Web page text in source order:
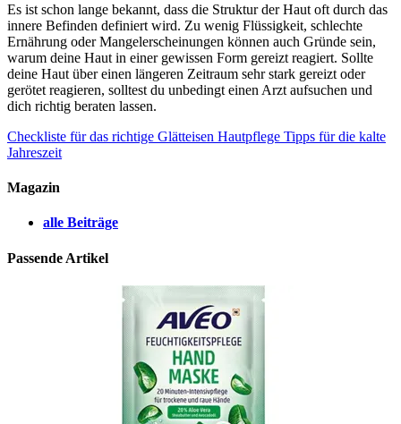
Es ist schon lange bekannt, dass die Struktur der Haut oft durch das
innere Befinden definiert wird. Zu wenig Flüssigkeit, schlechte
Ernährung oder Mangelerscheinungen können auch Gründe sein,
warum deine Haut in einer gewissen Form gereizt reagiert. Sollte
deine Haut über einen längeren Zeitraum sehr stark gereizt oder
gerötet reagieren, solltest du unbedingt einen Arzt aufsuchen und
dich richtig beraten lassen.
Checkliste für das richtige Glätteisen Hautpflege Tipps für die kalte
Jahreszeit
Magazin
alle Beiträge
Passende Artikel